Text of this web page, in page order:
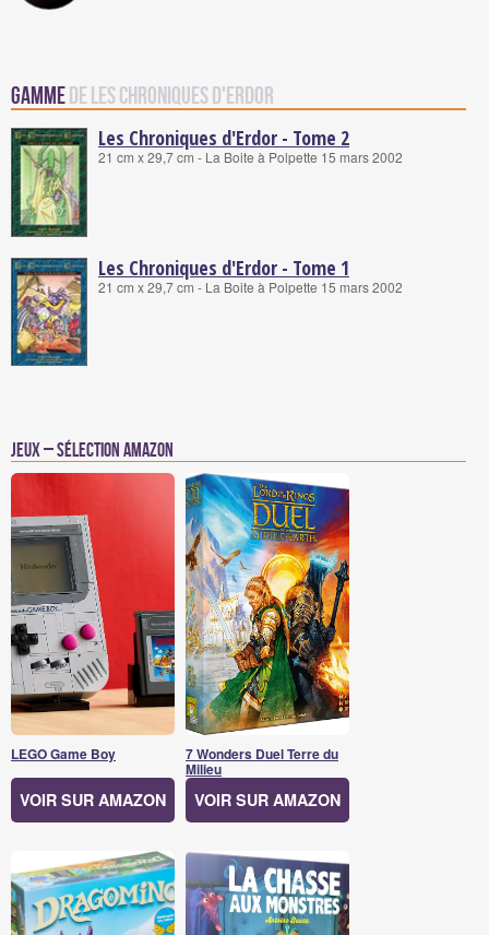
Gammede Les Chroniques d'Erdor
Les Chroniques d'Erdor - Tome 2
21 cm x 29,7 cm - La Boite à Polpette 15 mars 2002
Les Chroniques d'Erdor - Tome 1
21 cm x 29,7 cm - La Boite à Polpette 15 mars 2002
Jeux – Sélection Amazon
LEGO Game Boy
VOIR SUR AMAZON
7 Wonders Duel Terre du
Milieu
VOIR SUR AMAZON